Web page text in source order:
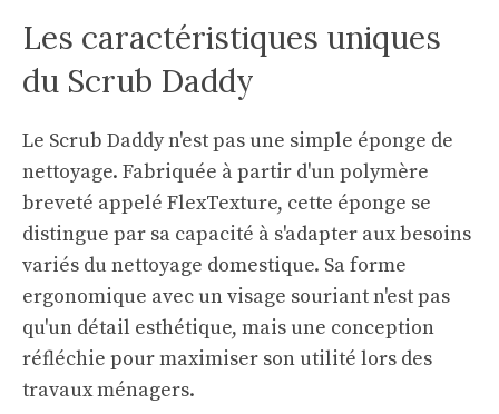
Les caractéristiques uniques
du Scrub Daddy
Le Scrub Daddy n'est pas une simple éponge de
nettoyage. Fabriquée à partir d'un polymère
breveté appelé FlexTexture, cette éponge se
distingue par sa capacité à s'adapter aux besoins
variés du nettoyage domestique. Sa forme
ergonomique avec un visage souriant n'est pas
qu'un détail esthétique, mais une conception
réfléchie pour maximiser son utilité lors des
travaux ménagers.